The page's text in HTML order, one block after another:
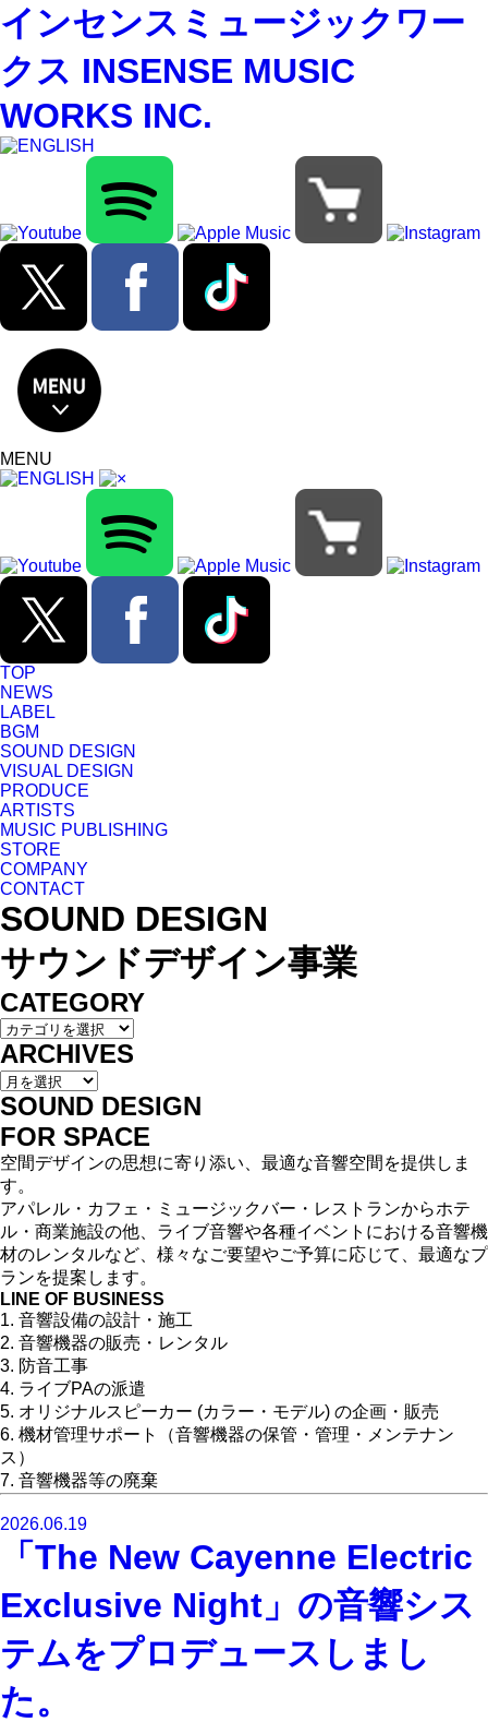
インセンスミュージックワー
クス INSENSE MUSIC
WORKS INC.
MENU
TOP
NEWS
LABEL
BGM
SOUND DESIGN
VISUAL DESIGN
PRODUCE
ARTISTS
MUSIC PUBLISHING
STORE
COMPANY
CONTACT
SOUND DESIGN
サウンドデザイン事業
CATEGORY
ARCHIVES
SOUND DESIGN
FOR SPACE
空間デザインの思想に寄り添い、最適な音響空間を提供しま
す。
アパレル・カフェ・ミュージックバー・レストランからホテ
ル・商業施設の他、ライブ音響や各種イベントにおける音響機
材のレンタルなど、様々なご要望やご予算に応じて、最適なプ
ランを提案します。
LINE OF BUSINESS
1. 音響設備の設計・施工
2. 音響機器の販売・レンタル
3. 防音工事
4. ライブPAの派遣
5. オリジナルスピーカー (カラー・モデル) の企画・販売
6. 機材管理サポート（音響機器の保管・管理・メンテナン
ス）
7. 音響機器等の廃棄
2026.06.19
「The New Cayenne Electric
Exclusive Night」の音響シス
テムをプロデュースしまし
た。